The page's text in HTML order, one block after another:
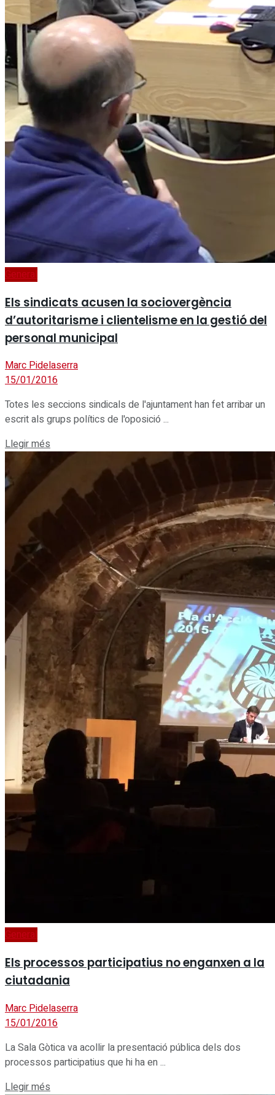
Sense resultats
Veure tots els resultats
Sense resultats
Veure tots els resultats
General
Els sindicats acusen la sociovergència
d’autoritarisme i clientelisme en la gestió del
personal municipal
Marc Pidelaserra
15/01/2016
Totes les seccions sindicals de l'ajuntament han fet arribar un
escrit als grups polítics de l'oposició ...
Llegir més
General
Els processos participatius no enganxen a la
ciutadania
Marc Pidelaserra
15/01/2016
La Sala Gòtica va acollir la presentació pública dels dos
processos participatius que hi ha en ...
Llegir més